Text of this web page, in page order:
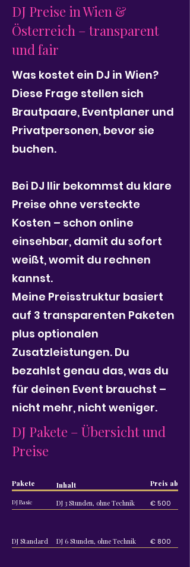
DJ Preise in Wien &
Österreich – transparent
und fair
Was kostet ein DJ in Wien?
Diese Frage stellen sich
Brautpaare, Eventplaner und
Privatpersonen, bevor sie
buchen.
Bei DJ Ilir bekommst du klare
Preise ohne versteckte
Kosten – schon online
einsehbar, damit du sofort
weißt, womit du rechnen
kannst.
Meine Preisstruktur basiert
auf 3 transparenten Paketen
plus optionalen
Zusatzleistungen. Du
bezahlst genau das, was du
für deinen Event brauchst –
nicht mehr, nicht weniger.
DJ Pakete – Übersicht und
Preise
Pakete Inhalt Preis ab
DJ Basic DJ 3 Stunden, ohne Technik € 500
DJ Standard DJ 6 Stunden, ohne Technik € 800